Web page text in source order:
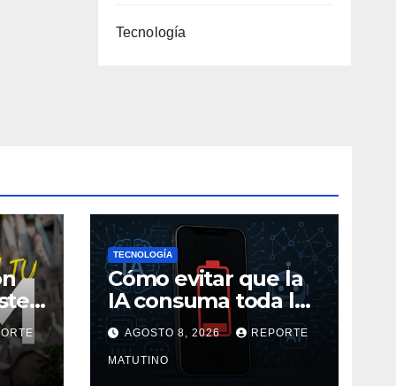
Tecnología
TECNOLOGÍA
Cómo evitar que la
IA consuma toda la
batería de tu móvil
AGOSTO 8, 2026 REPORTE
MATUTINO